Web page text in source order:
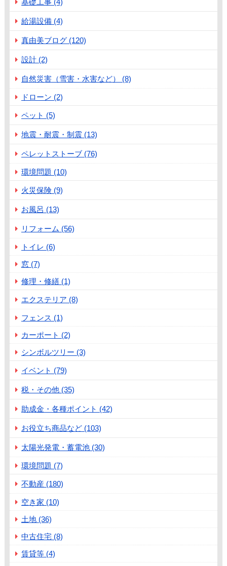
基礎工事 (4)
給湯設備 (4)
真由美ブログ (120)
設計 (2)
自然災害（雪害・水害など） (8)
ドローン (2)
ペット (5)
地震・耐震・制震 (13)
ペレットストーブ (76)
環境問題 (10)
火災保険 (9)
お風呂 (13)
リフォーム (56)
トイレ (6)
窓 (7)
修理・修繕 (1)
エクステリア (8)
フェンス (1)
カーポート (2)
シンボルツリー (3)
イベント (79)
税・その他 (35)
助成金・各種ポイント (42)
お役立ち商品など (103)
太陽光発電・蓄電池 (30)
環境問題 (7)
不動産 (180)
空き家 (10)
土地 (36)
中古住宅 (8)
賃貸等 (4)